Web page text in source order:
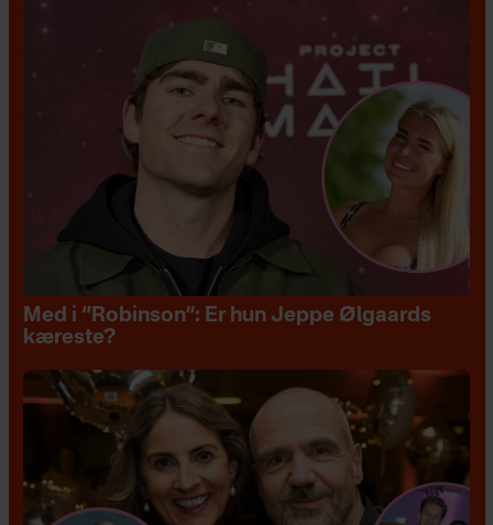
Med i “Robinson”: Er hun Jeppe Ølgaards
kæreste?